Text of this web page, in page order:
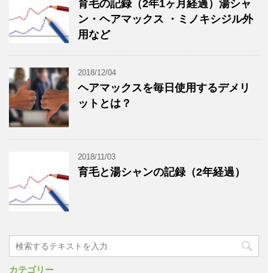
育毛の記録（2年1ヶ月経過）湯シャ
ン・ヘアマックス ・ミノキシジル外
用など
2018/12/04
ヘアマックスを毎日使用するデメリ
ットとは？
2018/11/03
育毛と湯シャンの記録（2年経過）
カテゴリー